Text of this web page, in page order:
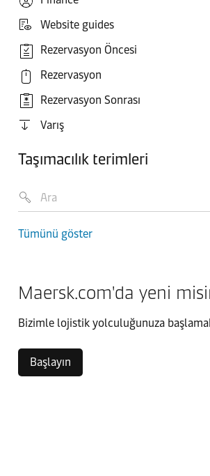
Website guides
Rezervasyon Öncesi
Rezervasyon
Rezervasyon Sonrası
Varış
Taşımacılık terimleri
Tümünü göster
Maersk.com'da yeni
Bizimle lojistik yolculuğunuza
Başlayın